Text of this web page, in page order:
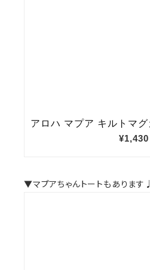
▼マプアちゃんトートもあります♩